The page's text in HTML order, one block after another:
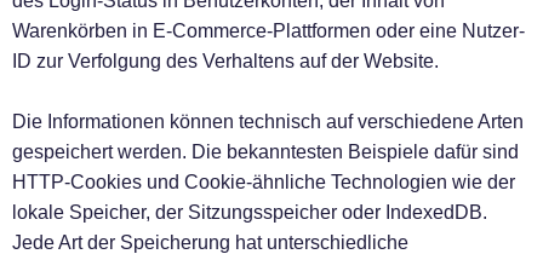
Warenkörben in E-Commerce-Plattformen oder eine Nutzer-
ID zur Verfolgung des Verhaltens auf der Website.
Die Informationen können technisch auf verschiedene Arten
gespeichert werden. Die bekanntesten Beispiele dafür sind
HTTP-Cookies und Cookie-ähnliche Technologien wie der
lokale Speicher, der Sitzungsspeicher oder IndexedDB.
Jede Art der Speicherung hat unterschiedliche